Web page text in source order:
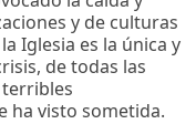
y de culturas
Iglesia es la única y
de todas las
ha visto sometida.